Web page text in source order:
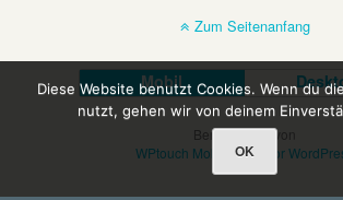
Zum Seitenanfang
Mobil
Bereitgestellt von
WPtouch Mobile Suite for
Diese Website benutzt Cookies. Wenn du
nutzt, gehen wir von deinem
OK